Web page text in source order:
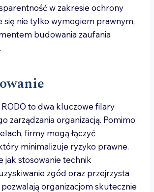
w zakresie ochrony
się nie tylko wymogiem prawnym,
budowania zaufania
RODO to dwa kluczowe filary
zarządzania organizacją. Pomimo
firmy mogą łączyć
minimalizuje ryzyko prawne.
jak stosowanie technik
zgód oraz przejrzysta
organizacjom skutecznie